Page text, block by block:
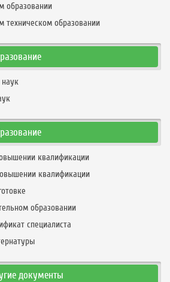
образовании
техническом образовании
квалификации
квалификации
образовании
специалиста
документы